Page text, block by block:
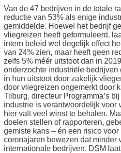
Van de 47 bedrijven in de totale
reductie van 53% als enige
gemiddelde. Hoewel het bedrijf
vliegreizen heeft geformuleerd,
intern beleid wel degelijk effect
van 24% zien, maar heeft geen
zelfs 5% méér uitstoot dan in
onderzochte industriële
in hun uitstoot door zakelijk
door vliegreizen ongemerkt door
Tilburg, directeur Programma’s
industrie is verantwoordelijk voor
hier valt veel winst te behalen.
doelen stellen of rapporteren,
gemiste kans – én een risico voor
coronajaren bewezen dat minder
internationale bedrijven. DSM